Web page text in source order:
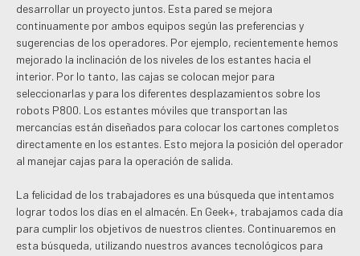
desarrollar un proyecto juntos. Esta pared se mejora
continuamente por ambos equipos según las preferencias y
sugerencias de los operadores. Por ejemplo, recientemente hemos
mejorado la inclinación de los niveles de los estantes hacia el
interior. Por lo tanto, las cajas se colocan mejor para
seleccionarlas y para los diferentes desplazamientos sobre los
robots P800. Los estantes móviles que transportan las
mercancías están diseñados para colocar los cartones completos
directamente en los estantes. Esto mejora la posición del operador
al manejar cajas para la operación de salida.
La felicidad de los trabajadores es una búsqueda que intentamos
lograr todos los días en el almacén. En Geek+, trabajamos cada día
para cumplir los objetivos de nuestros clientes. Continuaremos en
esta búsqueda, utilizando nuestros avances tecnológicos para